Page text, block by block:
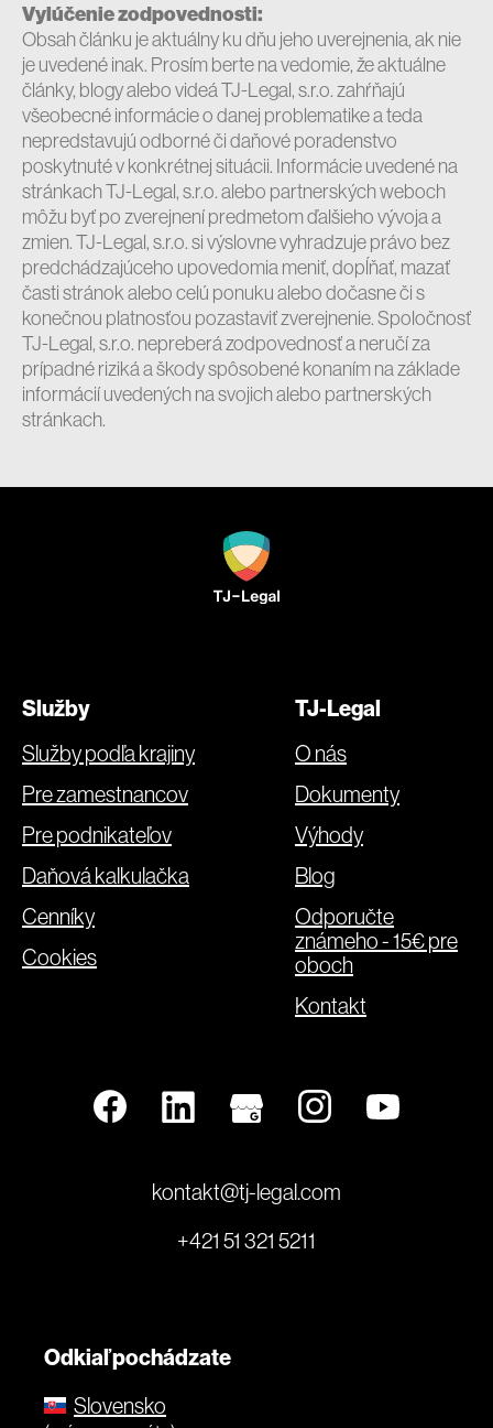
Vylúčenie zodpovednosti:
Obsah článku je aktuálny ku dňu jeho uverejnenia, ak nie
je uvedené inak. Prosím berte na vedomie, že aktuálne
články, blogy alebo videá TJ-Legal, s.r.o. zahŕňajú
všeobecné informácie o danej problematike a teda
nepredstavujú odborné či daňové poradenstvo
poskytnuté v konkrétnej situácii. Informácie uvedené na
stránkach TJ-Legal, s.r.o. alebo partnerských weboch
môžu byť po zverejnení predmetom ďalšieho vývoja a
zmien. TJ-Legal, s.r.o. si výslovne vyhradzuje právo bez
predchádzajúceho upovedomia meniť, dopĺňať, mazať
časti stránok alebo celú ponuku alebo dočasne či s
konečnou platnosťou pozastaviť zverejnenie. Spoločnosť
TJ-Legal, s.r.o. nepreberá zodpovednosť a neručí za
prípadné riziká a škody spôsobené konaním na základe
informácií uvedených na svojich alebo partnerských
stránkach.
Služby
Služby podľa krajiny
Pre zamestnancov
Pre podnikateľov
Daňová kalkulačka
Cenníky
Cookies
TJ-Legal
O nás
Dokumenty
Výhody
Blog
Odporučte
známeho - 15€ pre
oboch
Kontakt
kontakt@tj-legal.com
+421 51 321 5211
Odkiaľ pochádzate
Slovensko